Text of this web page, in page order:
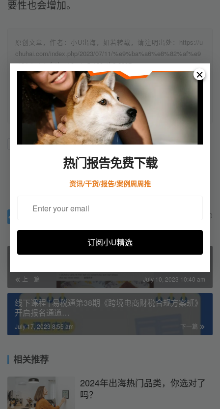
热门报告免费下载
资讯/干货/报告/案例周周推
订阅小U精选
要性也会增加。
原创文章，作者：小U出海，如若转载，请注明出处：https://u-
chuhai.com/index.php/2023/07/11/%e9%ba%a6%e8%82%af%e9
%94%a1%ef%bc%9a%e5%88%b0-2027-
%e5%b9%b4%e7%be%8e%e5%9b%bd%e5%9c%a8%e7%ba%b
f%e7%be%8e%e5%ae%b9%e9%94%80%e5%94%ae%e9%a2%
9d%e5%b0%86%e8%be%be%e5%88%b0-450%e4%ba%bf-
%e7%be%8e%e5%85%83/
独立站 营销推广 跨境电商
赞
0
你真的懂注册社媒兼养号吗？为什么老失败被封？
上一篇 July 10, 2023 10:40 am
线下课程 | 易税通第38期《跨境电商财税合规方案班》
开启报名通道…
下一篇
July 17, 2023 8:55 am
相关推荐
2024年出海热门品类，你选对了
吗？